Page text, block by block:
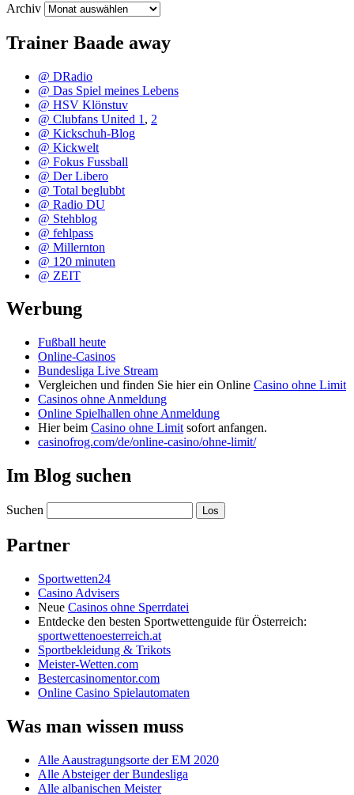
Archiv
Trainer Baade away
@ DRadio
@ Das Spiel meines Lebens
@ HSV Klönstuv
@ Clubfans United 1 , 2
@ Kickschuh-Blog
@ Kickwelt
@ Fokus Fussball
@ Der Libero
@ Total beglubbt
@ Radio DU
@ Stehblog
@ fehlpass
@ Millernton
@ 120 minuten
@ ZEIT
Werbung
Fußball heute
Online-Casinos
Bundesliga Live Stream
Vergleichen und finden Sie hier ein Online Casino ohne Limit
Casinos ohne Anmeldung
Online Spielhallen ohne Anmeldung
Hier beim Casino ohne Limit sofort anfangen.
casinofrog.com/de/online-casino/ohne-limit/
Im Blog suchen
Suchen
Partner
Sportwetten24
Casino Advisers
Neue Casinos ohne Sperrdatei
Entdecke den besten Sportwettenguide für Österreich:
sportwettenoesterreich.at
Sportbekleidung & Trikots
Meister-Wetten.com
Bestercasinomentor.com
Online Casino Spielautomaten
Was man wissen muss
Alle Aaustragungsorte der EM 2020
Alle Absteiger der Bundesliga
Alle albanischen Meister